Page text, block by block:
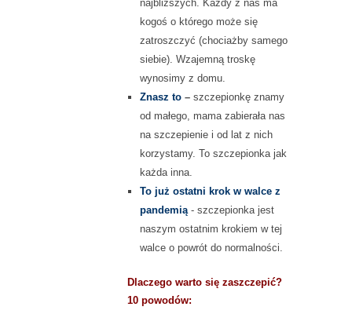
najbliższych. Każdy z nas ma
kogoś o którego może się
zatroszczyć (chociażby samego
siebie). Wzajemną troskę
wynosimy z domu.
Znasz to – szczepionkę znamy
od małego, mama zabierała nas
na szczepienie i od lat z nich
korzystamy. To szczepionka jak
każda inna.
To już ostatni krok w walce z
pandemią - szczepionka jest
naszym ostatnim krokiem w tej
walce o powrót do normalności.
Dlaczego warto się zaszczepić?
10 powodów: